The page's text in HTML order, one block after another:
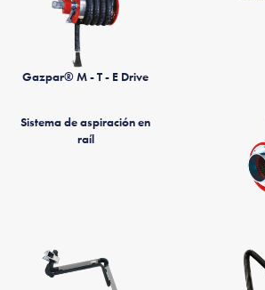
Gazpar® M - T - E Drive
Sistema de aspiración en
raíl